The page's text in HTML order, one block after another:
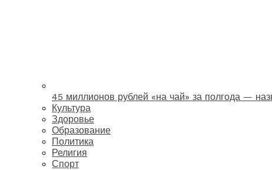
45 миллионов рублей «на чай» за полгода —
Культура
Здоровье
Образование
Политика
Религия
Спорт